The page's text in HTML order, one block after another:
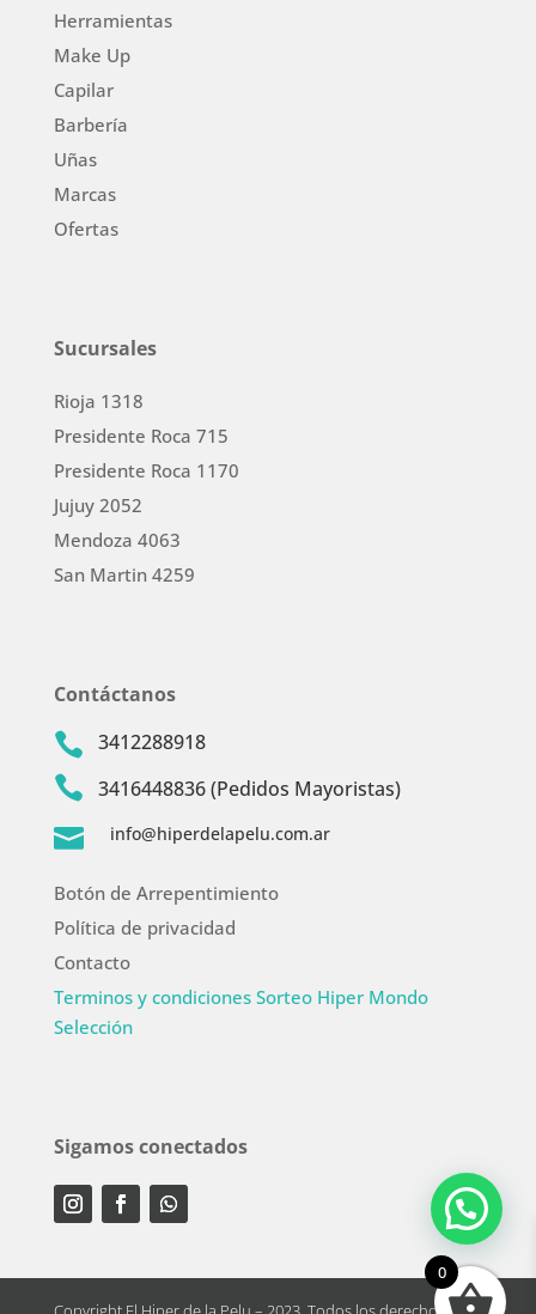
Herramientas
Make Up
Capilar
Barbería
Uñas
Marcas
Ofertas
Sucursales
Rioja 1318
Presidente Roca 715
Presidente Roca 1170
Jujuy 2052
Mendoza 4063
San Martin 4259
Contáctanos
 3412288918
 3416448836 (Pedidos Mayoristas)
 info@hiperdelapelu.com.ar
Botón de Arrepentimiento
Política de privacidad
Contacto
Terminos y condiciones Sorteo Hiper Mondo
Selección
Sigamos conectados
0